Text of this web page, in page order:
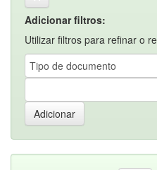
Adicionar filtros:
Utilizar filtros para refinar o